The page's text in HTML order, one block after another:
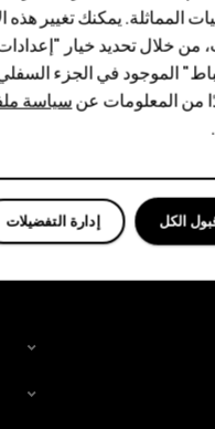
إلى تشغيل.
المماثلة. يمكنك تغيير
من خلال تحديد خيار
الموجود في الجزء
من المعلومات عنسياسة
.
إدارة التفضيلات الكل